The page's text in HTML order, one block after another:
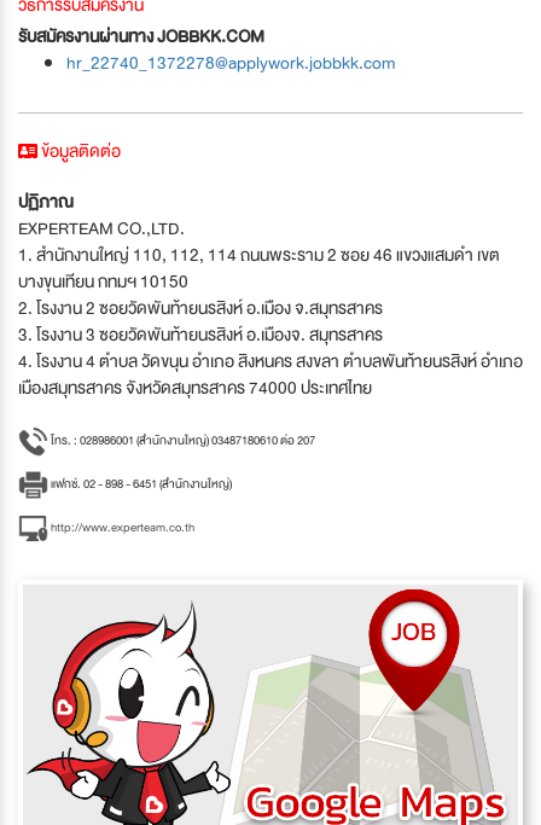
รับสมัครงานผ่านทาง JOBBKK.COM
hr_22740_1372278@applywork.jobbkk.com
ข้อมูลติดต่อ
ปฏิภาณ
EXPERTEAM CO.,LTD.
1. สำนักงานใหญ่ 110, 112, 114 ถนนพระราม 2 ซอย 46 แขวงแสมดำ เขต
บางขุนเทียน กทมฯ 10150
2. โรงงาน 2 ซอยวัดพันท้ายนรสิงห์ อ.เมือง จ.สมุทรสาคร
3. โรงงาน 3 ซอยวัดพันท้ายนรสิงห์ อ.เมืองจ. สมุทรสาคร
4. โรงงาน 4 ตำบล วัดขนุน อำเภอ สิงหนคร สงขลา ตำบลพันท้ายนรสิงห์ อำเภอ
เมืองสมุทรสาคร จังหวัดสมุทรสาคร 74000 ประเทศไทย
โทร. : 028986001 (สำนักงานใหญ่) 03487180610 ต่อ 207
แฟกซ์. 02 - 898 - 6451 (สำนักงานใหญ่)
http://www.experteam.co.th